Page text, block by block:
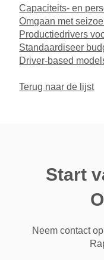
Capaciteits- en
Omgaan met
Productiedrivers
Standaardiseer
Driver-based
Terug naar de lijst
Start
Neem contact